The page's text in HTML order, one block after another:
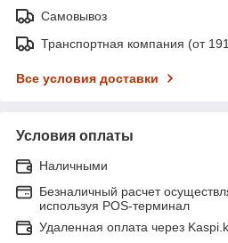
Самовывоз
Транспортная компания (от
Все условия доставки
Условия оплаты
Наличными
Безналичный расчет
используя POS-терминал
Удаленная оплата через